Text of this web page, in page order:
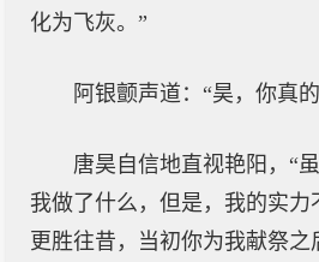
化为飞灰。”
阿银颤声道：“昊，你真
唐昊自信地直视艳阳，“
我做了什么，但是，我的实力
更胜往昔，当初你为我献祭之